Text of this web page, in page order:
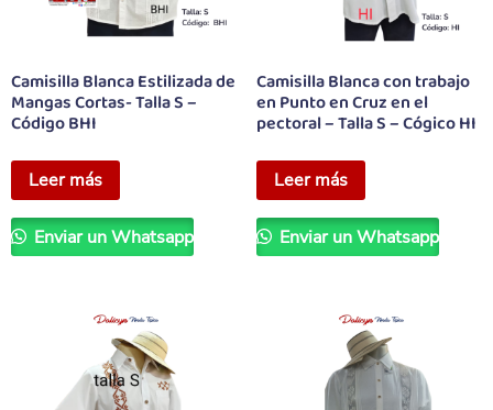
Camisilla Blanca Estilizada de
Mangas Cortas- Talla S –
Código BHI
Leer más
Enviar un Whatsapp
Camisilla Blanca con trabajo
en Punto en Cruz en el
pectoral – Talla S – Cógico HI
Leer más
Enviar un Whatsapp